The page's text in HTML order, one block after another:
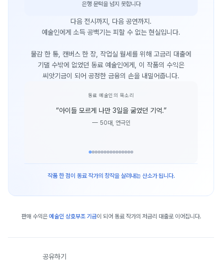
은행 문턱을 넘지 못합니다
다음 전시까지, 다음 공연까지.
예술인에게 소득 공백기는 피할 수 없는 현실입니다.
물감 한 통, 캔버스 한 장, 작업실 월세를 위해 고금리 대출에
기댈 수밖에 없었던 동료 예술인에게, 이 작품의 수익은
씨앗기금이 되어 공정한 금융의 손을 내밀어줍니다.
동료 예술인의 목소리
“아이들 모르게 나만 3일을 굶었던 기억.”
— 50대, 연극인
작품 한 점이 동료 작가의 창작을 살려내는 산소가 됩니다.
판매 수익은 예술인 상호부조 기금이 되어 동료 작가의 저금리 대출로 이어집니다.
공유하기